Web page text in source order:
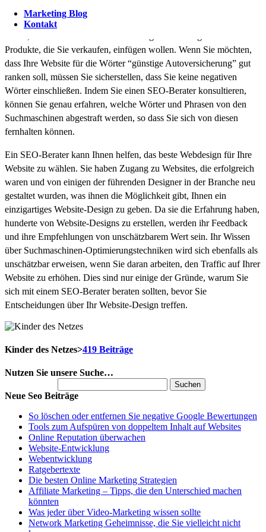
Marketing Blog
Kontakt
beliebt machen, sondern auch, was eine Website unrentabel macht.
Wenn Sie zum Beispiel eine Website zum Verkauf von Produkten
Produkte, die Sie verkaufen, einfügen wollen. Wenn Sie möchten,
dass Ihre Website für die Wörter “günstige Autoversicherung” gut
ranken soll, müssen Sie sicherstellen, dass Sie keine negativen
Wörter einschließen. Indem Sie einen SEO-Berater konsultieren,
können Sie genau erfahren, welche Wörter und Phrasen von den
Suchmaschinen abgestraft werden, so dass Sie sich von diesen
fernhalten können.
Ein SEO-Berater kann Ihnen helfen, das beste Webdesign für Ihre
Website zu wählen. Sie haben Zugang zu Websites, die erfolgreich
waren und von einigen der führenden Designer in der Branche neu
gestaltet wurden, was ihnen die Möglichkeit gibt, Ihnen ein
einzigartiges Website-Design zu geben. Da sie die Erfahrung haben,
hunderte von Website-Designs zu erstellen, werden ihr Feedback
und ihre Empfehlungen von unschätzbarem Wert sein. Ihr Wissen
über Suchmaschinen-Optimierungstechniken wird sich ebenfalls als
unschätzbar erweisen, wenn Sie daran arbeiten, den Traffic auf Ihrer
Website zu erhöhen. Dies sind nur einige der Gründe, warum Sie
sich mit einem SEO-Berater beraten sollten, bevor Sie
Entscheidungen über Ihr Website-Design treffen.
Kinder des Netzes>419 Beiträge
Nutzen Sie unsere Suche…
Neue Seo Beiträge
So löschen oder entfernen Sie negative Google Bewertungen
Tools zum Aufspüren von doppeltem Inhalt auf Websites
Online Reputation überwachen
Website-Entwicklung
Webentwicklung
Ratgebertexte
Die besten Online Marketing Strategien
Affiliate Marketing – Tipps, die den Unterschied machen
könnten
Was jeder über Video-Marketing wissen sollte
Network Marketing Geheimnisse, die Sie vielleicht nicht